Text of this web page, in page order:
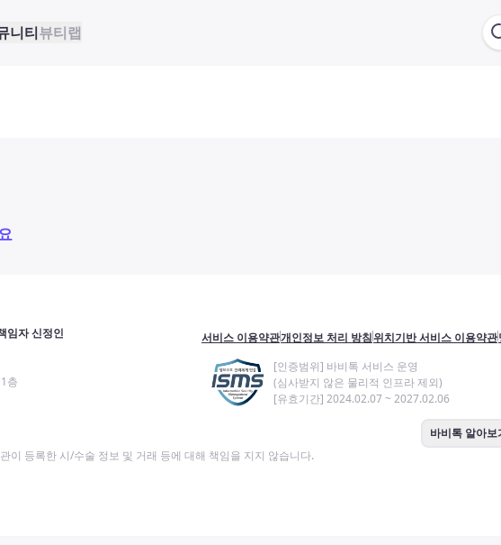
니티뷰티랩
임자 신정인
층
서비스 이용약관개인정보 처리 방침위치기반 서비스 이용약관
[인증범위] 바비톡 서비스 운영
(심사받지 않은 물리적 인프라 제외)
[유효기간] 2024.02.07 ~ 2027.02.06
바비톡 알아보
이 등록한 시/수술 정보 및 거래 등에 대해 책임을 지지 않습니다.